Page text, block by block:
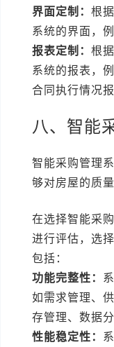
界面定制：根
系统的界面，
报表定制：根
系统的报表，
合同执行情况报
八、智能
智能采购管理
够对房屋的质
在选择智能采
进行评估，选
包括：
功能完整性：
如需求管理、
存管理、数据分
性能稳定性：